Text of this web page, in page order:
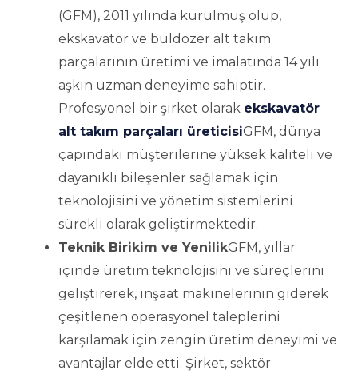
(GFM), 2011 yılında kurulmuş olup,
ekskavatör ve buldozer alt takım
parçalarının üretimi ve imalatında 14 yılı
aşkın uzman deneyime sahiptir.
Profesyonel bir şirket olarak ekskavatör
alt takım parçaları üreticisiGFM, dünya
çapındaki müşterilerine yüksek kaliteli ve
dayanıklı bileşenler sağlamak için
teknolojisini ve yönetim sistemlerini
sürekli olarak geliştirmektedir.
Teknik Birikim ve YenilikGFM, yıllar
içinde üretim teknolojisini ve süreçlerini
geliştirerek, inşaat makinelerinin giderek
çeşitlenen operasyonel taleplerini
karşılamak için zengin üretim deneyimi ve
avantajlar elde etti. Şirket, sektör